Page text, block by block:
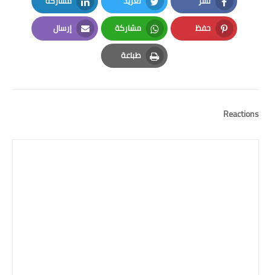
Facebook
Twitter
LinkedIn
حفظ
Pinterest
مشاركة
Whatsapp
إرسال
Email
طباعة
Print
Reactions